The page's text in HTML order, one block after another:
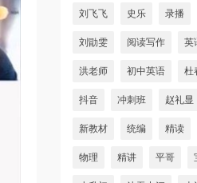
刘飞飞 史乐 录播
刘勖雯 阅读写作 英
洪老师 初中英语 杜
抖音 冲刺班 赵礼显
新教材 统编 精读
物理 精讲 平哥